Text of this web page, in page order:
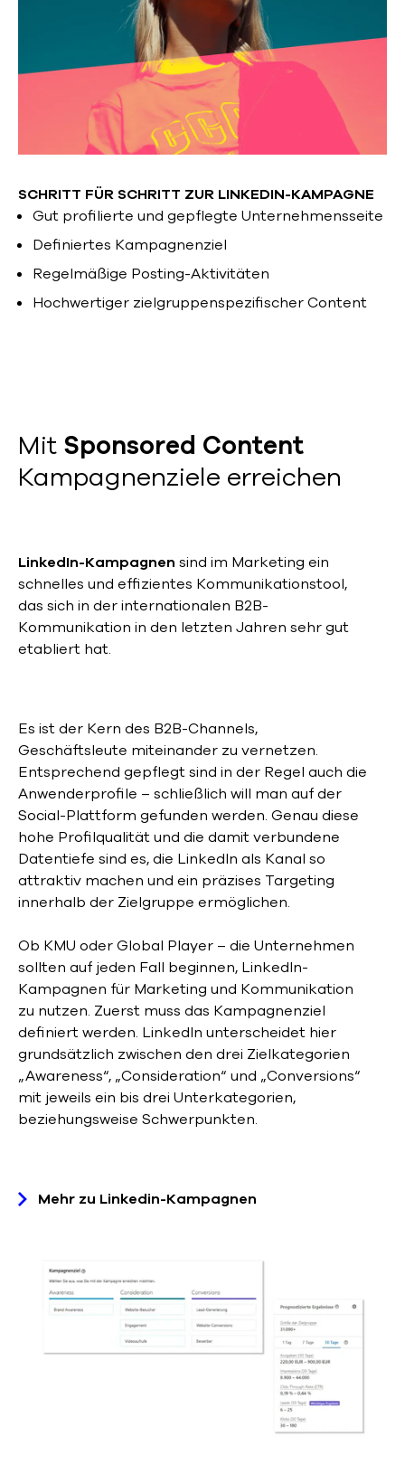
SCHRITT FÜR SCHRITT ZUR LINKEDIN-KAMPAGNE
Gut profilierte und gepflegte Unternehmensseite
Definiertes Kampagnenziel
Regelmäßige Posting-Aktivitäten
Hochwertiger zielgruppenspezifischer Content
Mit Sponsored Content
Kampagnenziele erreichen
LinkedIn-Kampagnen sind im Marketing ein
schnelles und effizientes Kommunikationstool,
das sich in der internationalen B2B-
Kommunikation in den letzten Jahren sehr gut
etabliert hat.
Es ist der Kern des B2B-Channels,
Geschäftsleute miteinander zu vernetzen.
Entsprechend gepflegt sind in der Regel auch die
Anwenderprofile – schließlich will man auf der
Social-Plattform gefunden werden. Genau diese
hohe Profilqualität und die damit verbundene
Datentiefe sind es, die LinkedIn als Kanal so
attraktiv machen und ein präzises Targeting
innerhalb der Zielgruppe ermöglichen.
Ob KMU oder Global Player – die Unternehmen
sollten auf jeden Fall beginnen, LinkedIn-
Kampagnen für Marketing und Kommunikation
zu nutzen. Zuerst muss das Kampagnenziel
definiert werden. LinkedIn unterscheidet hier
grundsätzlich zwischen den drei Zielkategorien
„Awareness“, „Consideration“ und „Conversions“
mit jeweils ein bis drei Unterkategorien,
beziehungsweise Schwerpunkten.
Mehr zu Linkedin-Kampagnen